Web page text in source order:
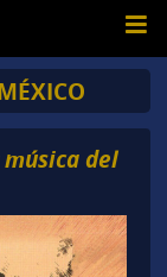
del